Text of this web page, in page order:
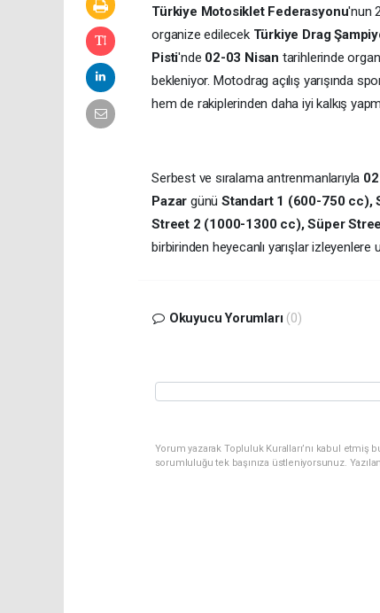
Türkiye Motosiklet Federasyonu'nun
organize edilecek Türkiye Drag
Pisti'nde 02-03 Nisan tarihlerinde
bekleniyor. Motodrag açılış yarışında
hem de rakiplerinden daha iyi kalkış
Serbest ve sıralama antrenmanlarıyla
Pazar günü Standart 1 (600-750 cc),
Street 2 (1000-1300 cc), Süper
birbirinden heyecanlı yarışlar
Okuyucu Yorumları (0)
Yorum yazarak Topluluk Kuralları’nı kabul etmiş
sorumluluğu tek başınıza üstleniyorsunuz.